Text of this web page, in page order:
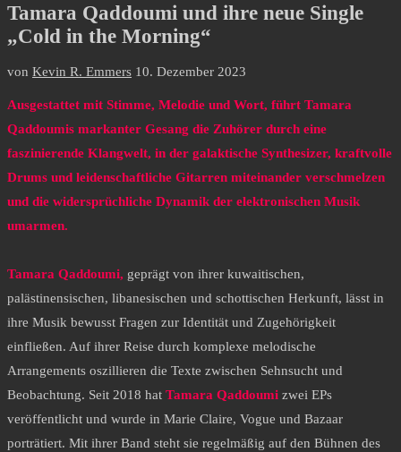
Tamara Qaddoumi und ihre neue Single
„Cold in the Morning“
von Kevin R. Emmers 10. Dezember 2023
Ausgestattet mit Stimme, Melodie und Wort, führt Tamara
Qaddoumis markanter Gesang die Zuhörer durch eine
faszinierende Klangwelt, in der galaktische Synthesizer, kraftvolle
Drums und leidenschaftliche Gitarren miteinander verschmelzen
und die widersprüchliche Dynamik der elektronischen Musik
umarmen.
Tamara Qaddoumi, geprägt von ihrer kuwaitischen,
palästinensischen, libanesischen und schottischen Herkunft, lässt in
ihre Musik bewusst Fragen zur Identität und Zugehörigkeit
einfließen. Auf ihrer Reise durch komplexe melodische
Arrangements oszillieren die Texte zwischen Sehnsucht und
Beobachtung. Seit 2018 hat Tamara Qaddoumi zwei EPs
veröffentlicht und wurde in Marie Claire, Vogue und Bazaar
porträtiert. Mit ihrer Band steht sie regelmäßig auf den Bühnen des